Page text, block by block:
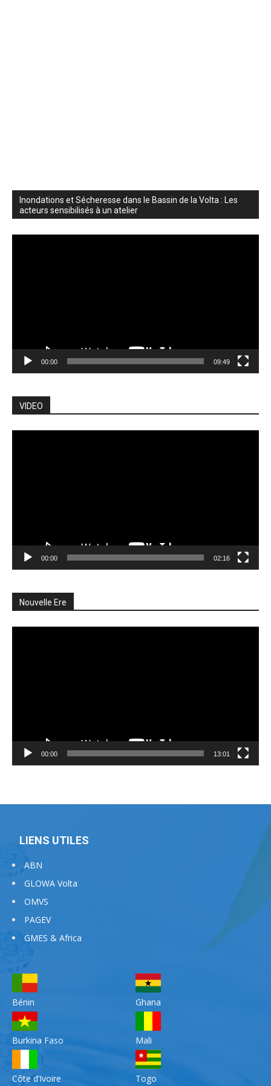
Inondations et Sécheresse dans le Bassin de la Volta : Les
acteurs sensibilisés à un atelier
00:00 09:49
VIDEO
00:00 02:16
Nouvelle Ere
00:00 13:01
LIENS UTILES
ABN
GLOWA Volta
OMVS
PAGEV
GMES & Africa
Bénin
Burkina Faso
Côte d’Ivoire
Ghana
Mali
Togo